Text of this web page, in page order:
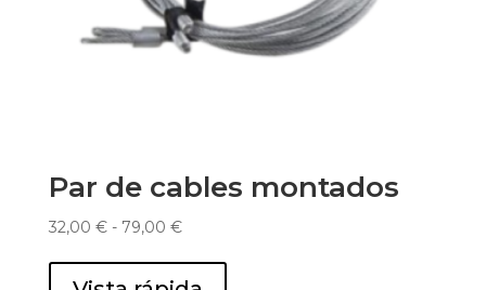
Par de cables montados
32,00 € - 79,00 €Rango
precios: